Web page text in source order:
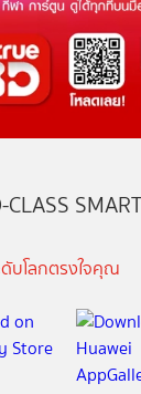
SMART
บโลกตรงใจคุณ